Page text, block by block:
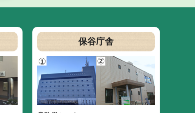
保谷庁舎